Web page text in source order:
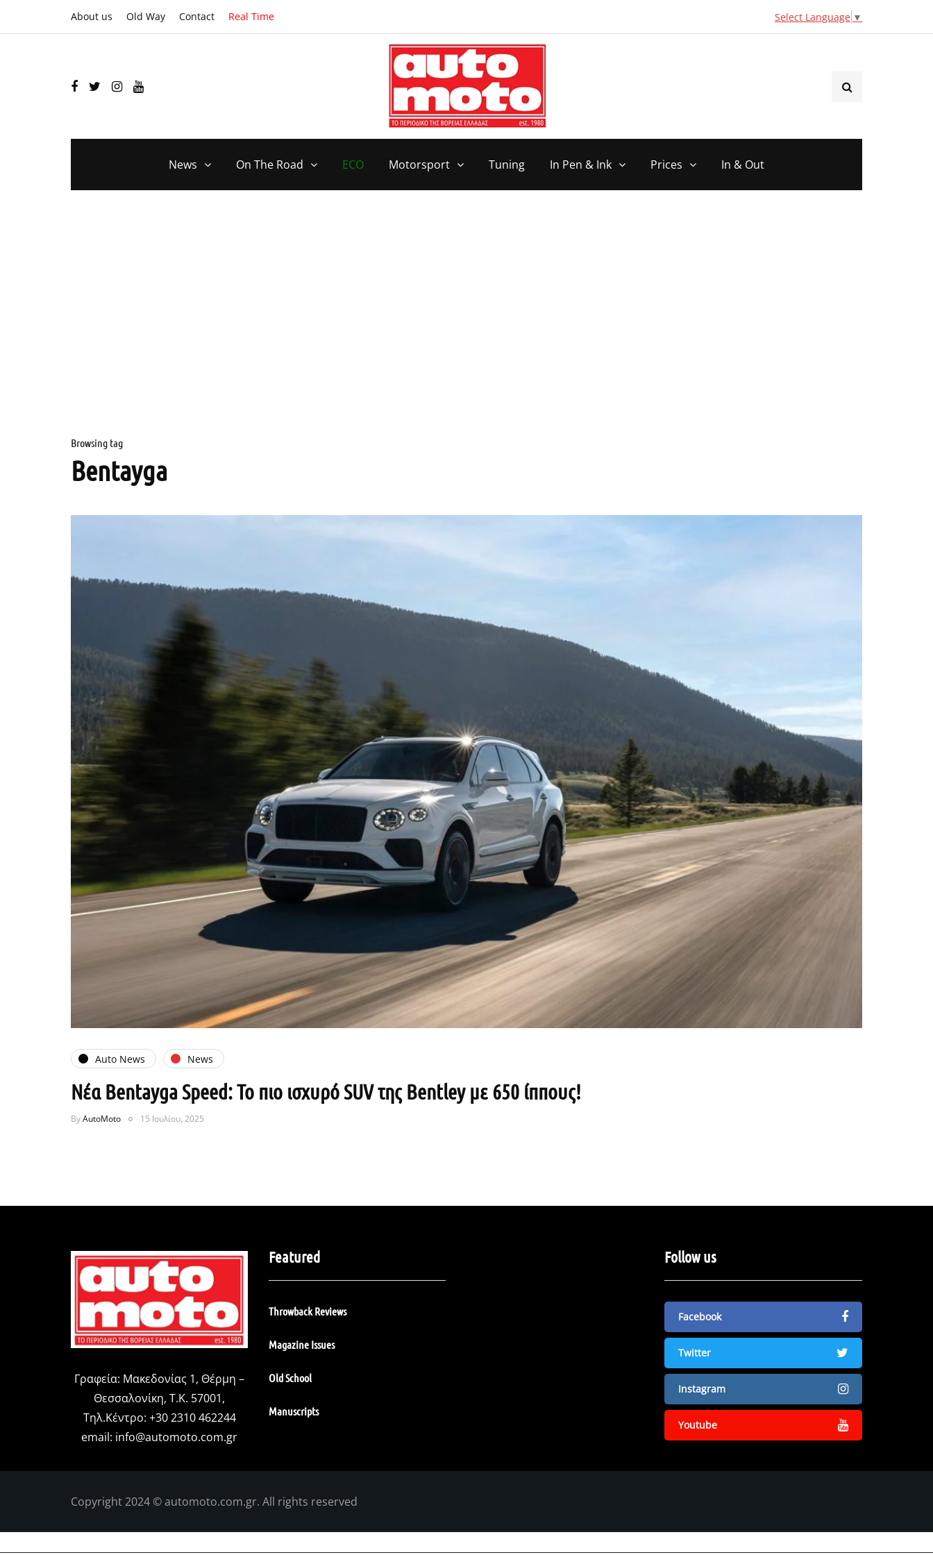
About us Old Way Contact Real Time Select Language ▼
News On The Road ECO Motorsport Tuning In Pen & Ink Prices In & Out
Browsing tag
Bentayga
Auto News News
Νέα Bentayga Speed: Το πιο ισχυρό SUV της Bentley με 650 ίππους!
ByAutoMoto 15 Ιουλίου, 2025
Γραφεία: Μακεδονίας 1, Θέρμη –
Θεσσαλονίκη, Τ.Κ. 57001,
Τηλ.Κέντρο: +30 2310 462244
email: info@automoto.com.gr
Featured
Throwback Reviews
Magazine Issues
Old School
Manuscripts
Follow us
Facebook
Twitter
Instagram
Youtube
Copyright 2024 © automoto.com.gr. All rights reserved